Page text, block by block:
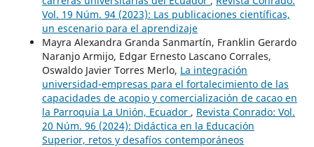
Vol. 19 Núm. 94 (2023): Las publicaciones científicas,
un escenario para el aprendizaje
Mayra Alexandra Granda Sanmartín, Franklin Gerardo
Naranjo Armijo, Edgar Ernesto Lascano Corrales,
Oswaldo Javier Torres Merlo, La integración
universidad-empresas para el fortalecimiento de las
capacidades de acopio y comercialización de cacao en
la Parroquia La Unión, Ecuador , Revista Conrado: Vol.
20 Núm. 96 (2024): Didáctica en la Educación
Superior, retos y desafíos contemporáneos